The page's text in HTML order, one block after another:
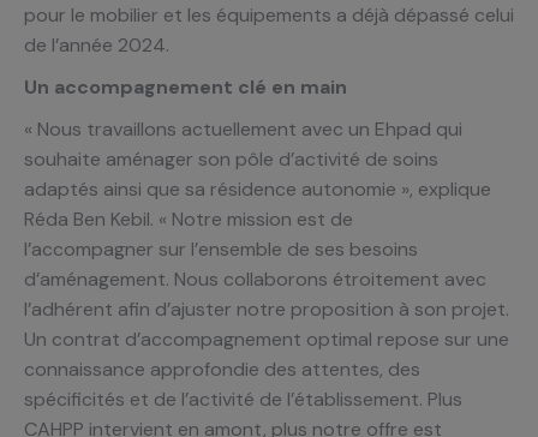
pour le mobilier et les équipements a déjà dépassé celui
de l’année 2024.
Un accompagnement clé en main
« Nous travaillons actuellement avec un Ehpad qui
souhaite aménager son pôle d’activité de soins
adaptés ainsi que sa résidence autonomie », explique
Réda Ben Kebil. « Notre mission est de
l’accompagner sur l’ensemble de ses besoins
d’aménagement. Nous collaborons étroitement avec
l’adhérent afin d’ajuster notre proposition à son projet.
Un contrat d’accompagnement optimal repose sur une
connaissance approfondie des attentes, des
spécificités et de l’activité de l’établissement. Plus
CAHPP intervient en amont, plus notre offre est